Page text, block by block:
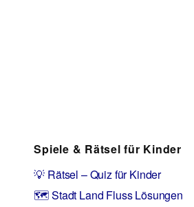
Spiele & Rätsel für Kinder
💡 Rätsel – Quiz für Kinder
🗺️ Stadt Land Fluss Lösungen